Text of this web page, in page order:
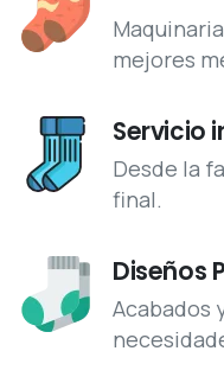
mejores
Servicio
Desde la
final.
Diseños
Acabados